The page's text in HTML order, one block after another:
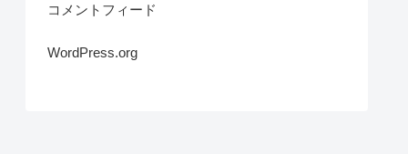
コメントフィード
WordPress.org